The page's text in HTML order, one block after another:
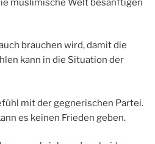
muslimische Welt besänftigen
brauchen wird, damit die
kann in die Situation der
mit der gegnerischen Partei.
es keinen Frieden geben.